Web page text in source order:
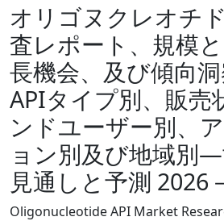
オリゴヌクレオチ
査レポート、規模
長機会、及び傾向
APIタイプ別、販売
ンドユーザー別、
ョン別及び地域別
見通しと予測 2026
Oligonucleotide API Market